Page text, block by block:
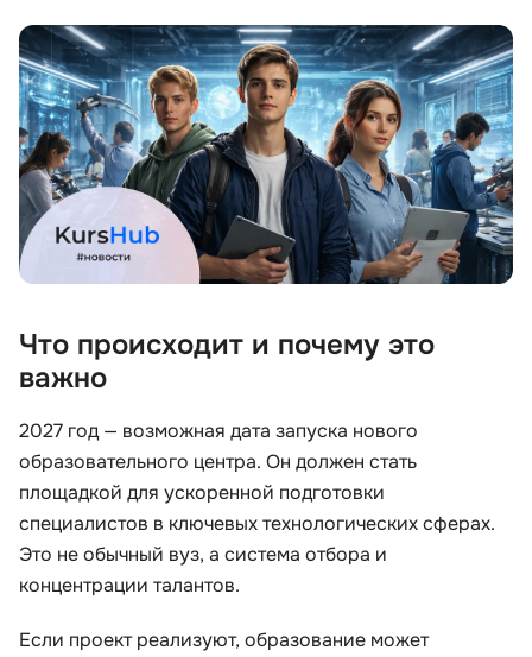
Что происходит и почему это
важно
2027 год — возможная дата запуска нового
образовательного центра. Он должен стать
площадкой для ускоренной подготовки
специалистов в ключевых технологических сферах.
Это не обычный вуз, а система отбора и
концентрации талантов.
Если проект реализуют, образование может
Акции и промокоды